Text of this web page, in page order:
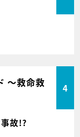
～救命救
4
故!?